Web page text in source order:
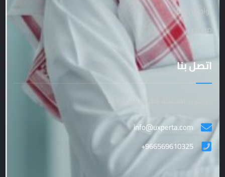
تواصل معنا
من نحن
اتصل بنا
الرياض , المملكة العربية السعودية
info@uxperta.com
+966569610325